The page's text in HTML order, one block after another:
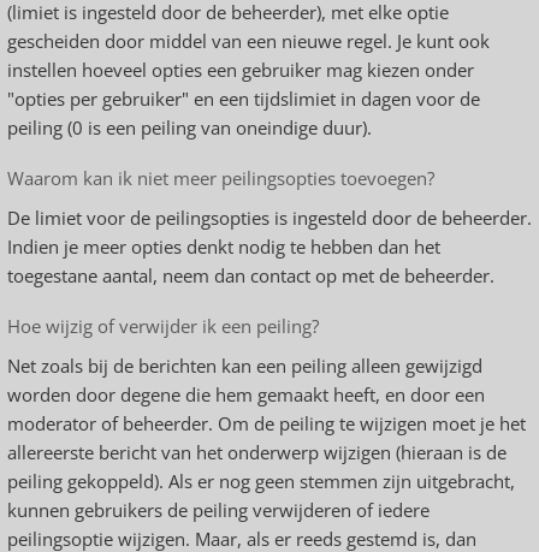
(limiet is ingesteld door de beheerder), met elke optie
gescheiden door middel van een nieuwe regel. Je kunt ook
instellen hoeveel opties een gebruiker mag kiezen onder
"opties per gebruiker" en een tijdslimiet in dagen voor de
peiling (0 is een peiling van oneindige duur).
Waarom kan ik niet meer peilingsopties toevoegen?
De limiet voor de peilingsopties is ingesteld door de beheerder.
Indien je meer opties denkt nodig te hebben dan het
toegestane aantal, neem dan contact op met de beheerder.
Hoe wijzig of verwijder ik een peiling?
Net zoals bij de berichten kan een peiling alleen gewijzigd
worden door degene die hem gemaakt heeft, en door een
moderator of beheerder. Om de peiling te wijzigen moet je het
allereerste bericht van het onderwerp wijzigen (hieraan is de
peiling gekoppeld). Als er nog geen stemmen zijn uitgebracht,
kunnen gebruikers de peiling verwijderen of iedere
peilingsoptie wijzigen. Maar, als er reeds gestemd is, dan